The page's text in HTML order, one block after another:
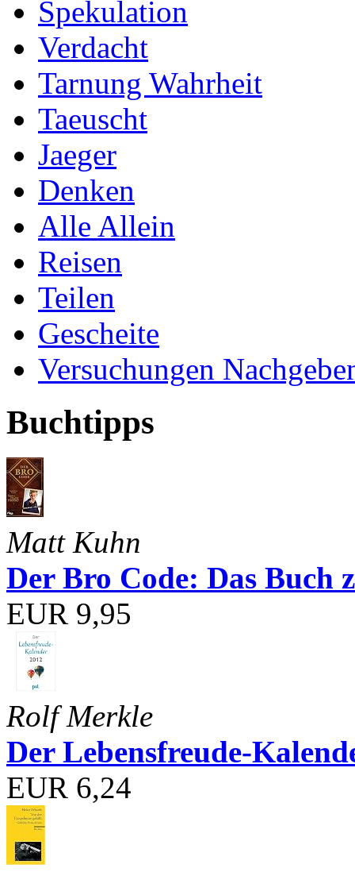
Spekulation
Verdacht
Tarnung Wahrheit
Taeuscht
Jaeger
Denken
Alle Allein
Reisen
Teilen
Gescheite
Versuchungen
Buchtipps
Matt Kuhn
Der Bro Code: Das Buch
EUR 9,95
Rolf Merkle
Der Lebensfreude-
EUR 6,24